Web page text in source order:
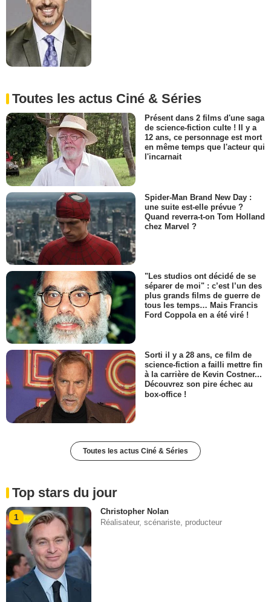
Toutes les actus Ciné & Séries
Présent dans 2 films d'une saga
de science-fiction culte ! Il y a
12 ans, ce personnage est mort
en même temps que l'acteur qui
l'incarnait
Spider-Man Brand New Day :
une suite est-elle prévue ?
Quand reverra-t-on Tom Holland
chez Marvel ?
"Les studios ont décidé de se
séparer de moi" : c’est l’un des
plus grands films de guerre de
tous les temps… Mais Francis
Ford Coppola en a été viré !
Sorti il y a 28 ans, ce film de
science-fiction a failli mettre fin
à la carrière de Kevin Costner...
Découvrez son pire échec au
box-office !
Toutes les actus Ciné & Séries
Top stars du jour
1
Christopher Nolan
Réalisateur, scénariste, producteur